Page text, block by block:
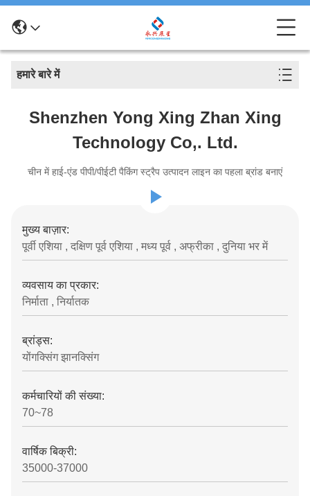
हमारे बारे में
Shenzhen Yong Xing Zhan Xing
Technology Co,. Ltd.
चीन में हाई-एंड पीपी/पीईटी पैकिंग स्ट्रैप उत्पादन लाइन का पहला ब्रांड बनाएं
मुख्य बाज़ार:
पूर्वी एशिया , दक्षिण पूर्व एशिया , मध्य पूर्व , अफ्रीका , दुनिया भर में
व्यवसाय का प्रकार:
निर्माता , निर्यातक
ब्रांड्स:
योंगक्सिंग झानक्सिंग
कर्मचारियों की संख्या:
70~78
वार्षिक बिक्री:
35000-37000